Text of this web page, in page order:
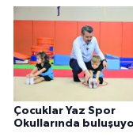
Çocuklar Yaz Spor
Okullarında